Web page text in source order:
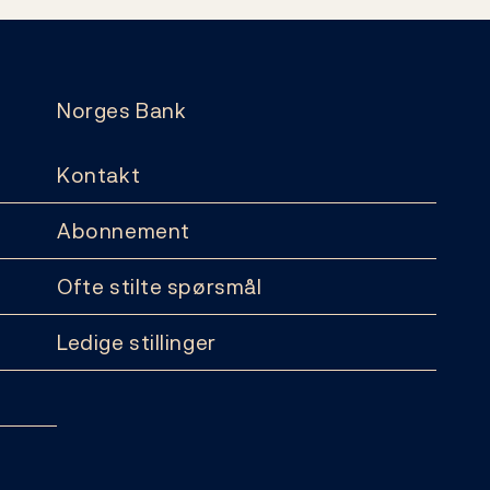
Norges Bank
Kontakt
Abonnement
Ofte stilte spørsmål
Ledige stillinger